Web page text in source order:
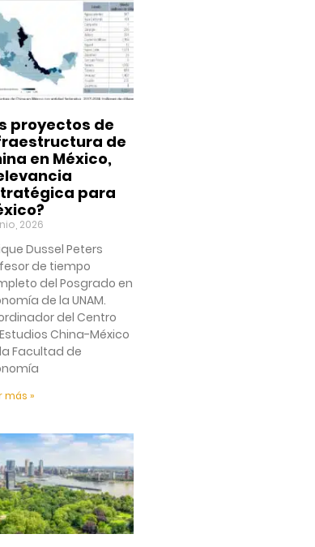
proyectos de
de
en México,
para
2026
Dussel Peters
de tiempo
del Posgrado en
de la UNAM.
del Centro
China-México
Facultad de
más »